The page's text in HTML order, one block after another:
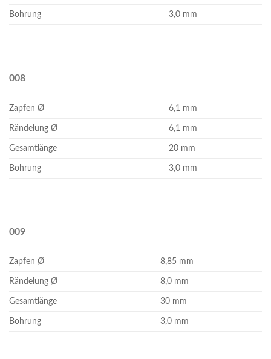
Bohrung 3,0 mm
008
Zapfen Ø 6,1 mm
Rändelung Ø 6,1 mm
Gesamtlänge 20 mm
Bohrung 3,0 mm
009
Zapfen Ø 8,85 mm
Rändelung Ø 8,0 mm
Gesamtlänge 30 mm
Bohrung 3,0 mm